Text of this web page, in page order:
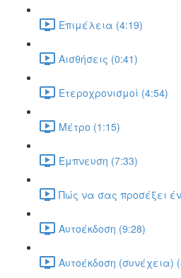
Επιμέλεια (4:19)
Αισθήσεις (0:41)
Ετεροχρονισμοί (4:54)
Μέτρο (1:15)
Έμπνευση (7:33)
Πώς να σας προσέξει
Αυτοέκδοση (9:28)
Αυτοέκδοση (συνέχεια)